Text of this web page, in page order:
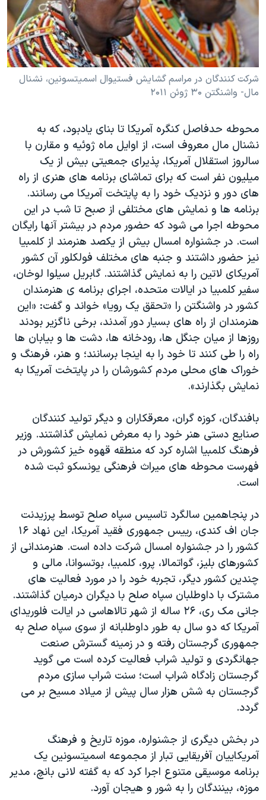
فرهنگ و زندگی
حقوق شهروندی
اقتصادی
علم و فناوری
اسرائیل در جنگ
آرشیو پخش زنده
مستندها
انتخابات ریاست جمهوری آمریکا ۲۰۲۴
حمله جمهوری اسلامی به اسرائیل
رمز مهسا
ورزش زنان در ایران
مجموعه مستندهای دادخواهی
تریبونال مردمی آبان ۹۸
دادگاه حمید نوری
چهل سال گروگان‌گیری
قانون شفافیت دارائی کادر رهبری ایران
اعتراضات مردمی آبان ۹۸
اسرائیل در جنگ
نرگس محمدی برنده جایزه نوبل صلح
همایش محافظه‌کاران آمریکا «سی‌پک»
صفحه‌های ویژه
سفر پرزیدنت ترامپ به چین
دنبال کنید
زبانهای مختلف
شرکت کنندگان در مراسم گشایش فستیوال اسمیتسونین، نشنال
مال- واشنگتن ۳۰ ژوئن ۲۰۱۱
محوطه حدفاصل کنگره آمريکا تا بنای يادبود، که به
نشنال مال معروف است، از اوايل ماه ژوئيه و مقارن با
سالروز استقلال آمريکا، پذيرای جمعيتی بيش از يک
ميليون نفر است که برای تماشای برنامه های هنری از راه
های دور و نزديک خود را به پايتخت آمريکا می رسانند.
برنامه ها و نمايش های مختلفی از صبح تا شب در اين
محوطه اجرا می شود که حضور مردم در بيشتر آنها رايگان
است. در جشنواره امسال بيش از يکصد هنرمند از کلمبيا
نيز حضور داشتند و جنبه های مختلف فولکلور آن کشور
آمريکای لاتين را به نمايش گذاشتند. گابريل سيلوا لوخان،
سفير کلمبيا در ايالات متحده، اجرای برنامه ی هنرمندان
کشور در واشنگتن را «تحقق يک رويا» خواند و گفت: «اين
هنرمندان از راه های بسيار دور آمدند، برخی ناگزير بودند
روزها از ميان جنگل ها، رودخانه ها، دشت ها و بيابان ها
راه را طی کنند تا خود را به اينجا برسانند؛ و هنر، فرهنگ و
خوراک های محلی مردم کشورشان را در پايتخت آمريکا به
نمايش بگذارند».
بافندگان، کوزه گران، معرقکاران و ديگر توليد کنندگان
صنايع دستی هنر خود را به معرض نمايش گذاشتند. وزير
فرهنگ کلمبيا اشاره کرد که منطقه قهوه خيز کشورش در
فهرست محوطه های ميراث فرهنگی يونسکو ثبت شده
است.
در پنجاهمين سالگرد تاسيس سپاه صلح توسط پرزيدنت
جان اف کندی، ریيس جمهوری فقيد آمريکا، اين نهاد ۱۶
کشور را در جشنواره امسال شرکت داده است. هنرمندانی از
کشورهای بليز، گواتمالا، پرو، کلمبيا، بوتسوانا، مالی و
چندين کشور ديگر، تجربه خود را در مورد فعاليت های
مشترک با داوطلبان سپاه صلح با ديگران درمیان گذاشتند.
جانی مک ری، ۲۶ ساله از شهر تالاهاسی در ايالت فلوريدای
آمريکا که دو سال به طور داوطلبانه از سوی سپاه صلح به
جمهوری گرجستان رفته و در زمينه گسترش صنعت
جهانگردی و توليد شراب فعاليت کرده است می گوید
گرجستان زادگاه شراب است؛ سنت شراب سازی مردم
گرجستان به شش هزار سال پيش از ميلاد مسيح بر می
گردد.
در بخش ديگری از جشنواره، موزه تاريخ و فرهنگ
آمريکاييان آفريقايی تبار از مجموعه اسميتسونين يک
برنامه موسيقی متنوع اجرا کرد که به گفته لانی بانچ، مدير
موزه، بينندگان را به شور و هيجان آورد.